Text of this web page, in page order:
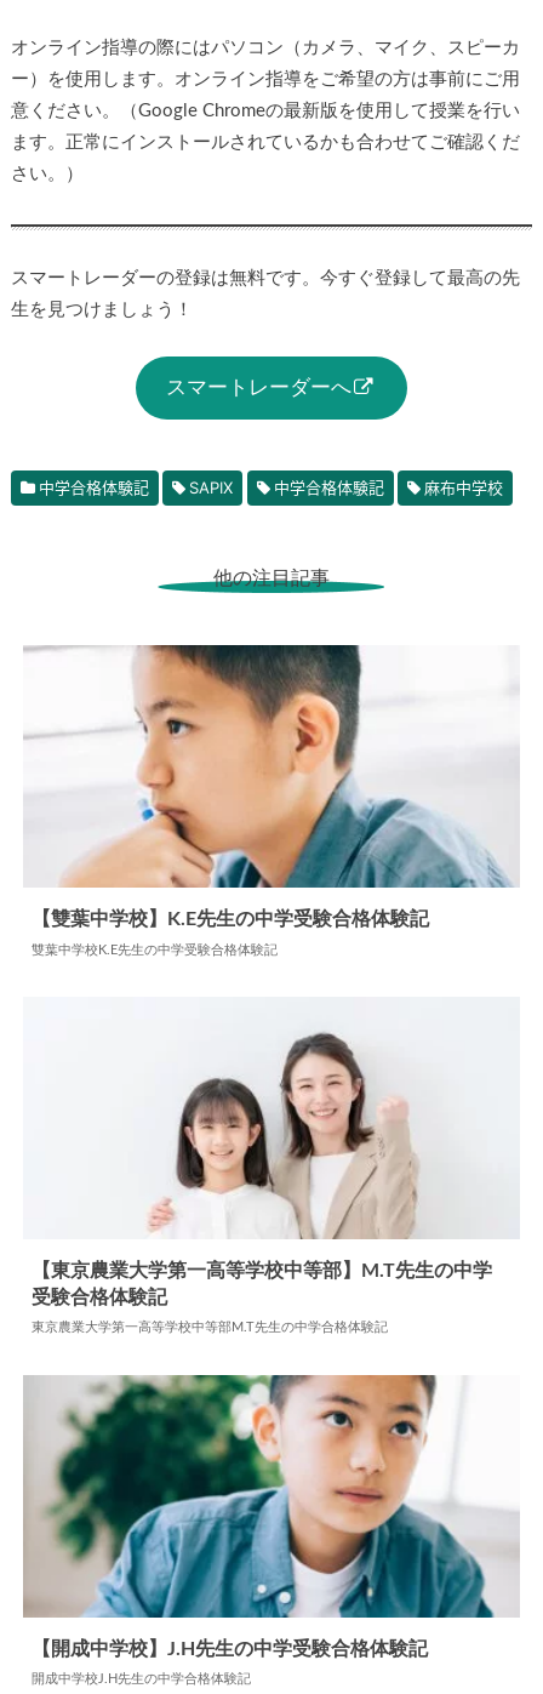
オンライン指導の際にはパソコン（カメラ、マイク、スピーカ
ー）を使用します。オンライン指導をご希望の方は事前にご用
意ください。（Google Chromeの最新版を使用して授業を行い
ます。正常にインストールされているかも合わせてご確認くだ
さい。）
スマートレーダーの登録は無料です。今すぐ登録して最高の先
生を見つけましょう！
スマートレーダーへ
中学合格体験記 SAPIX 中学合格体験記 麻布中学校
他の注目記事
【雙葉中学校】K.E先生の中学受験合格体験記
雙葉中学校K.E先生の中学受験合格体験記
中学合格体験記
【東京農業大学第一高等学校中等部】M.T先生の中学
受験合格体験記
東京農業大学第一高等学校中等部M.T先生の中学合格体験記
【開成中学校】J.H先生の中学受験合格体験記
開成中学校J.H先生の中学合格体験記